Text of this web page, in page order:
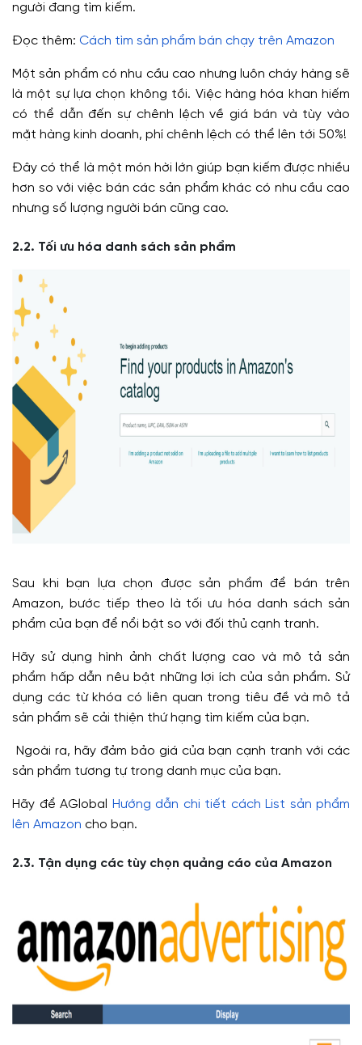
người đang tìm kiếm.
Đọc thêm: Cách tìm sản phẩm bán chạy trên Amazon
Một sản phẩm có nhu cầu cao nhưng luôn cháy hàng sẽ
là một sự lựa chọn không tồi. Việc hàng hóa khan hiếm
có thể dẫn đến sự chênh lệch về giá bán và tùy vào
mặt hàng kinh doanh, phí chênh lệch có thể lên tới 50%!
Đây có thể là một món hời lớn giúp bạn kiếm được nhiều
hơn so với việc bán các sản phẩm khác có nhu cầu cao
nhưng số lượng người bán cũng cao.
2.2. Tối ưu hóa danh sách sản phẩm
Sau khi bạn lựa chọn được sản phẩm để bán trên
Amazon, bước tiếp theo là tối ưu hóa danh sách sản
phẩm của bạn để nổi bật so với đối thủ cạnh tranh.
Hãy sử dụng hình ảnh chất lượng cao và mô tả sản
phẩm hấp dẫn nêu bật những lợi ích của sản phẩm. Sử
dụng các từ khóa có liên quan trong tiêu đề và mô tả
sản phẩm sẽ cải thiện thứ hạng tìm kiếm của bạn.
Ngoài ra, hãy đảm bảo giá của bạn cạnh tranh với các
sản phẩm tương tự trong danh mục của bạn.
Hãy để AGlobal
Hướng dẫn chi tiết cách List sản phẩm
lên Amazon cho bạn.
2.3. Tận dụng các tùy chọn quảng cáo của Amazon